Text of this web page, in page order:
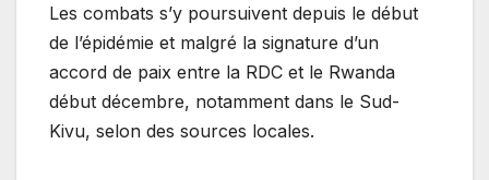
Les combats s’y poursuivent depuis le début
de l’épidémie et malgré la signature d’un
accord de paix entre la RDC et le Rwanda
début décembre, notamment dans le Sud-
Kivu, selon des sources locales.